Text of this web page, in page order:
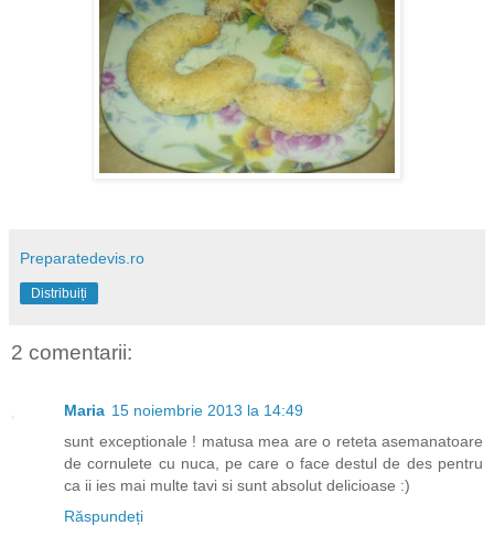
Preparatedevis.ro
Distribuiți
2 comentarii:
Maria 15 noiembrie 2013 la 14:49
sunt exceptionale ! matusa mea are o reteta asemanatoare
de cornulete cu nuca, pe care o face destul de des pentru
ca ii ies mai multe tavi si sunt absolut delicioase :)
Răspundeți